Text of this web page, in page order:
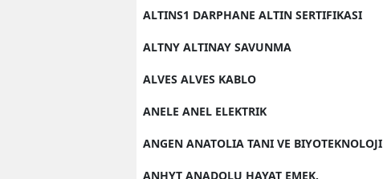
ALTINS1 DARPHANE ALTIN SERTIFIKASI
ALTNY ALTINAY SAVUNMA
ALVES ALVES KABLO
ANELE ANEL ELEKTRIK
ANGEN ANATOLIA TANI VE BIYOTEKNOLOJI
ANHYT ANADOLU HAYAT EMEK.